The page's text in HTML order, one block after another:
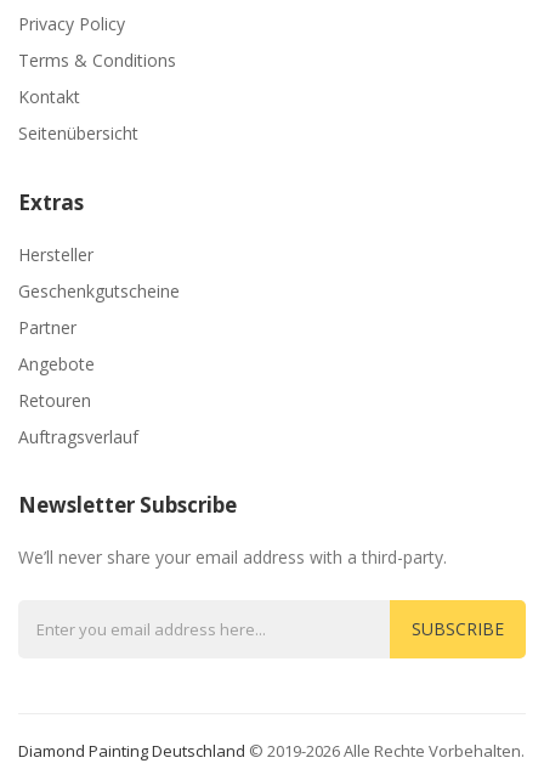
Privacy Policy
Terms & Conditions
Kontakt
Seitenübersicht
Extras
Hersteller
Geschenkgutscheine
Partner
Angebote
Retouren
Auftragsverlauf
Newsletter Subscribe
We’ll never share your email address with a third-party.
SUBSCRIBE
Diamond Painting Deutschland © 2019-2026 Alle Rechte Vorbehalten.